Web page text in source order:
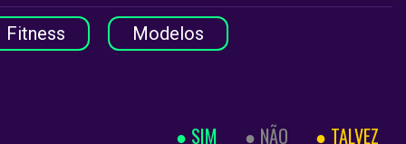
Fitness Modelos
SIM NÃO TALVEZ